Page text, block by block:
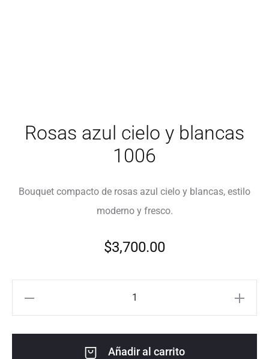
Rosas azul cielo y blancas
1006
Bouquet compacto de rosas azul cielo y blancas, estilo
moderno y fresco.
$3,700.00
Añadir al carrito